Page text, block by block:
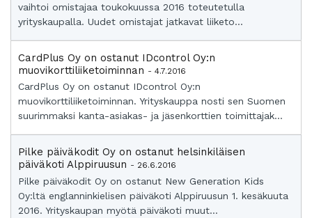
vaihtoi omistajaa toukokuussa 2016 toteutetulla
yrityskaupalla. Uudet omistajat jatkavat liiketo...
CardPlus Oy on ostanut IDcontrol Oy:n
muovikorttiliiketoiminnan - 4.7.2016
CardPlus Oy on ostanut IDcontrol Oy:n
muovikorttiliiketoiminnan. Yrityskauppa nosti sen Suomen
suurimmaksi kanta-asiakas- ja jäsenkorttien toimittajak...
Pilke päiväkodit Oy on ostanut helsinkiläisen
päiväkoti Alppiruusun - 26.6.2016
Pilke päiväkodit Oy on ostanut New Generation Kids
Oy:ltä englanninkielisen päiväkoti Alppiruusun 1. kesäkuuta
2016. Yrityskaupan myötä päiväkoti muut...